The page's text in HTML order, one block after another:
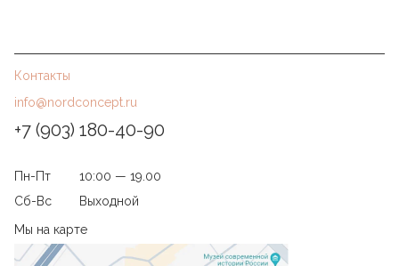
Контакты
info@nordconcept.ru
+7 (903) 180-40-90
Пн-Пт
10:00 — 19.00
Сб-Вс
Выходной
Мы на карте